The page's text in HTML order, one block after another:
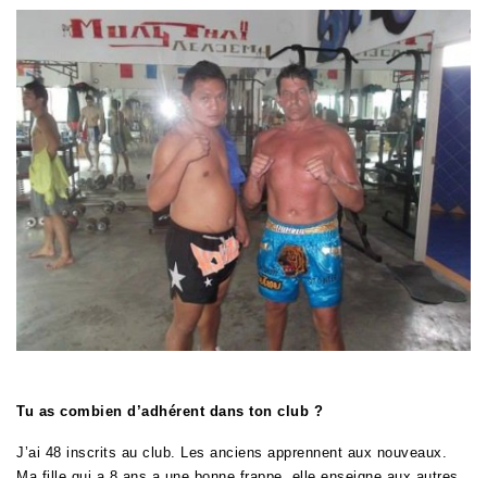
Tu as combien d’adhérent dans ton club ?
J’ai 48 inscrits au club. Les anciens apprennent aux nouveaux.